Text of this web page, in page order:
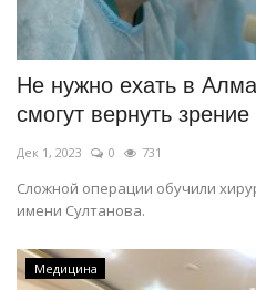
Не нужно ехать в
смогут вернуть
Дек 1, 2023 0 731
Сложной операции обучили
имени Султанова.
Медицина